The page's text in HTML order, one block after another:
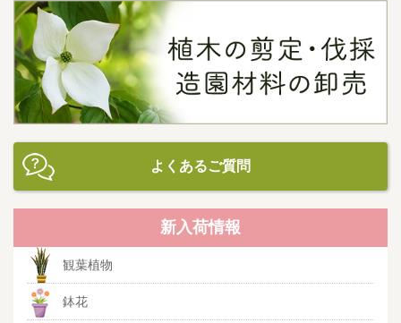
よくあるご質問
新入荷情報
観葉植物
鉢花